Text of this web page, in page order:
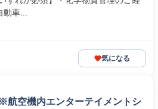
車...
気になる
航空機内エンターテイメントシ